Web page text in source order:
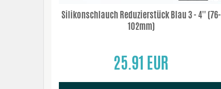
Silikonschlauch Reduzierstück Blau 3 - 4'' (76-
102mm)
25.91 EUR